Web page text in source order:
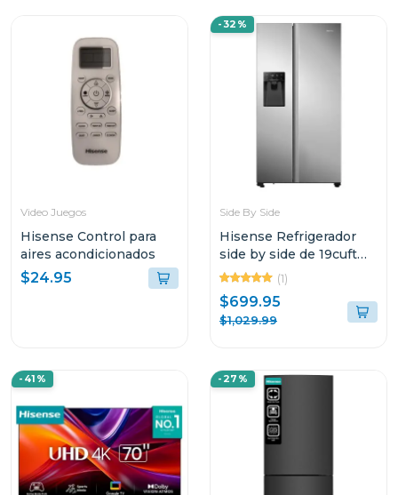
Video Juegos
Hisense Control para
aires acondicionados
$24.95
-32%
Side By Side
Hisense Refrigerador
side by side de 19cuft
con dispensador
RS19W6WS
(1)
$699.95
$1,029.99
-41% -27%